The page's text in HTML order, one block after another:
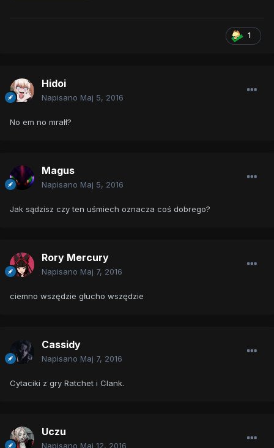
1
Hidoi
Napisano Maj 5, 2016
No em no mrałł?
Magus
Napisano Maj 5, 2016
Jak sądzisz czy ten uśmiech oznacza coś dobrego?
Rory Mercury
Napisano Maj 7, 2016
ciemno wszędzie głucho wszędzie
Cassidy
Napisano Maj 7, 2016
Cytaciki z gry Ratchet i Clank.
Uczu
Napisano Maj 12, 2016